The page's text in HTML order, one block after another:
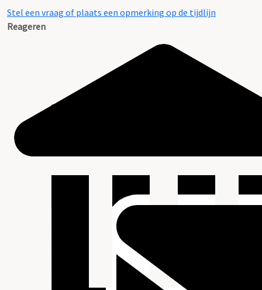
Stel een vraag of plaats een opmerking op de tijdlijn
Reageren